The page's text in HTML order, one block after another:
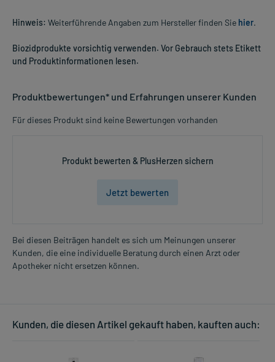
Hinweis: Weiterführende Angaben zum Hersteller finden Sie hier.
Biozidprodukte vorsichtig verwenden. Vor Gebrauch stets Etikett
und Produktinformationen lesen.
Produktbewertungen* und Erfahrungen unserer Kunden
Für dieses Produkt sind keine Bewertungen vorhanden
Produkt bewerten & PlusHerzen sichern
Jetzt bewerten
Bei diesen Beiträgen handelt es sich um Meinungen unserer
Kunden, die eine individuelle Beratung durch einen Arzt oder
Apotheker nicht ersetzen können.
Kunden, die diesen Artikel gekauft haben, kauften auch: